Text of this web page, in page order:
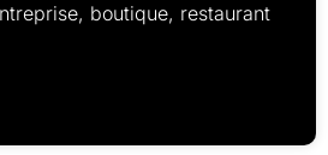
boutique, restaurant